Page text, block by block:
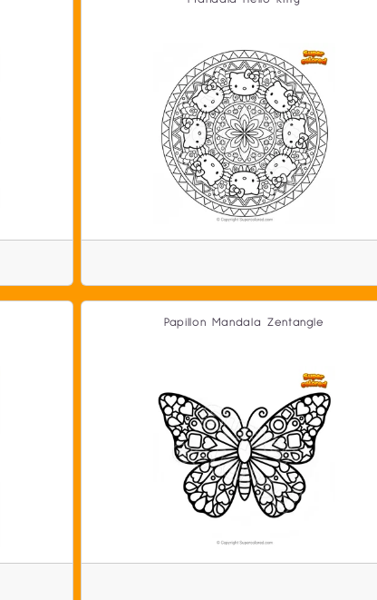
Papillon Mandala Zentangle